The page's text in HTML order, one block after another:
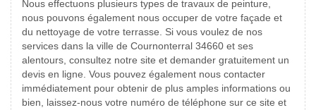
Nous effectuons plusieurs types de travaux de peinture,
nous pouvons également nous occuper de votre façade et
du nettoyage de votre terrasse. Si vous voulez de nos
services dans la ville de Cournonterral 34660 et ses
alentours, consultez notre site et demander gratuitement un
devis en ligne. Vous pouvez également nous contacter
immédiatement pour obtenir de plus amples informations ou
bien, laissez-nous votre numéro de téléphone sur ce site et